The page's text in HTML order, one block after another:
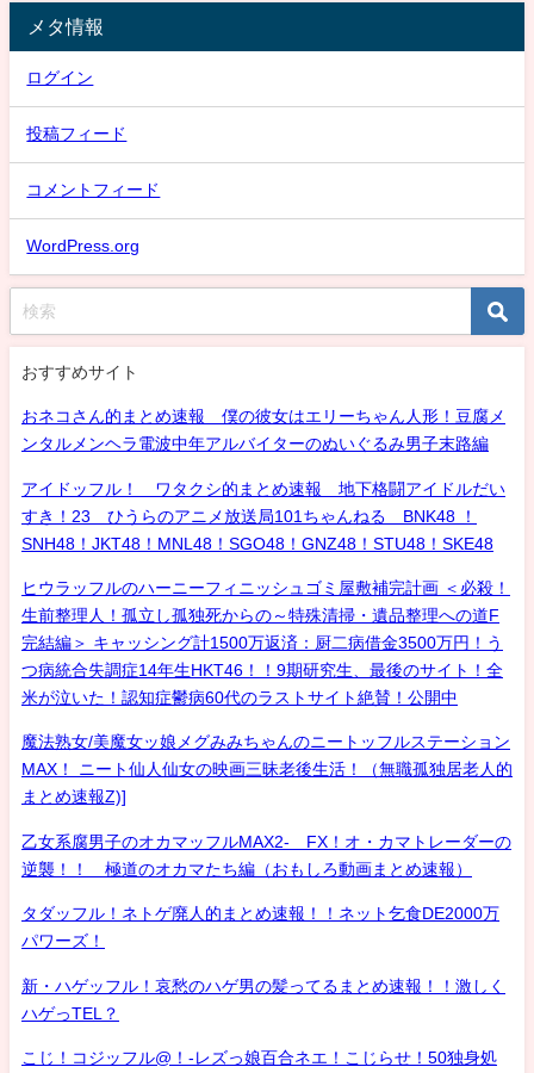
メタ情報
ログイン
投稿フィード
コメントフィード
WordPress.org
おすすめサイト
おネコさん的まとめ速報 僕の彼女はエリーちゃん人形！豆腐メ
ンタルメンヘラ電波中年アルバイターのぬいぐるみ男子末路編
アイドッフル！ ワタクシ的まとめ速報 地下格闘アイドルだい
すき！23 ひうらのアニメ放送局101ちゃんねる BNK48 ！
SNH48！JKT48！MNL48！SGO48！GNZ48！STU48！SKE48
ヒウラッフルのハーニーフィニッシュゴミ屋敷補完計画 ＜必殺！
生前整理人！孤立し孤独死からの～特殊清掃・遺品整理への道F
完結編＞ キャッシング計1500万返済：厨二病借金3500万円！う
つ病統合失調症14年生HKT46！！9期研究生、最後のサイト！全
米が泣いた！認知症鬱病60代のラストサイト絶賛！公開中
魔法熟女/美魔女ッ娘メグみみちゃんのニートッフルステーション
MAX！ ニート仙人仙女の映画三昧老後生活！（無職孤独居老人的
まとめ速報Z)]
乙女系腐男子のオカマッフルMAX2- FX！オ・カマトレーダーの
逆襲！！ 極道のオカマたち編（おもしろ動画まとめ速報）
タダッフル！ネトゲ廃人的まとめ速報！！ネット乞食DE2000万
パワーズ！
新・ハゲッフル！哀愁のハゲ男の髪ってるまとめ速報！！激しく
ハゲっTEL？
こじ！コジッフル@！-レズっ娘百合ネエ！こじらせ！50独身処